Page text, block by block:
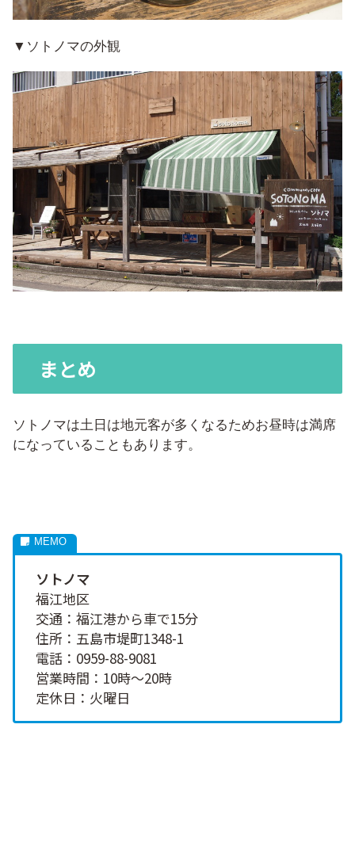
▼ソトノマの外観
まとめ
ソトノマは土日は地元客が多くなるためお昼時は満席
になっていることもあります。
ソトノマ
福江地区
交通：福江港から車で15分
住所：五島市堤町1348-1
電話：0959-88-9081
営業時間：10時～20時
定休日：火曜日